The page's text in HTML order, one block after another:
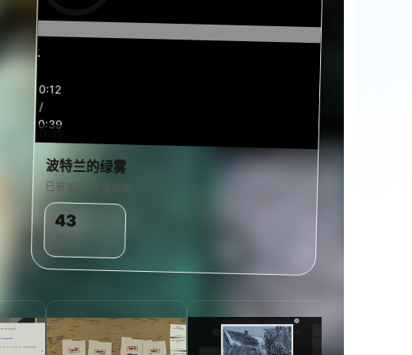
0%
0:12
/
0:39
预
览
波特兰的绿雾
已被加入1个游戏单
43